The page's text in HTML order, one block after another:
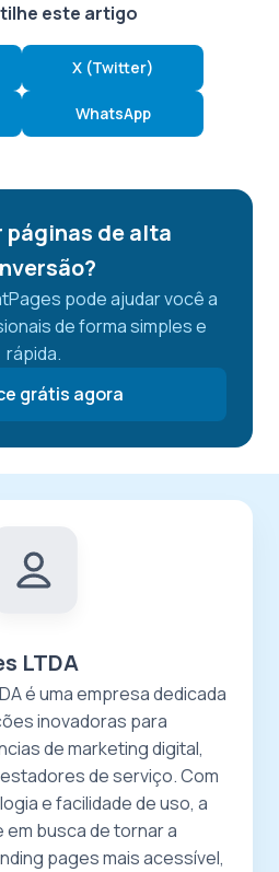
este artigo
X (Twitter)
WhatsApp
páginas de alta
pode ajudar você a
de forma simples e
rápida.
grátis agora
LTDA
é uma empresa dedicada
inovadoras para
de marketing digital,
de serviço. Com
e facilidade de uso, a
busca de tornar a
pages mais acessível,